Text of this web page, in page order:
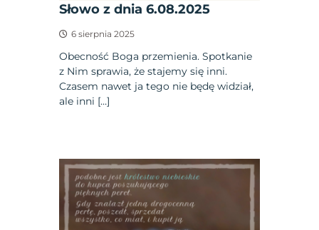
Słowo z dnia 6.08.2025
6 sierpnia 2025
Obecność Boga przemienia. Spotkanie
z Nim sprawia, że stajemy się inni.
Czasem nawet ja tego nie będę widział,
ale inni […]